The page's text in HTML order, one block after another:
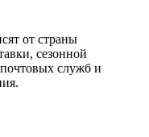
от страны
сезонной
служб и